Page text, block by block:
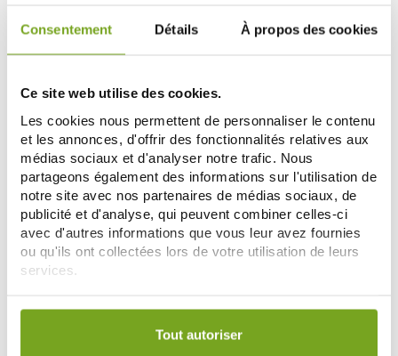
Consentement Détails À propos des cookies
Ce site web utilise des cookies.
Les cookies nous permettent de personnaliser le contenu
et les annonces, d'offrir des fonctionnalités relatives aux
médias sociaux et d'analyser notre trafic. Nous
partageons également des informations sur l'utilisation de
notre site avec nos partenaires de médias sociaux, de
publicité et d'analyse, qui peuvent combiner celles-ci
avec d'autres informations que vous leur avez fournies
ou qu'ils ont collectées lors de votre utilisation de leurs
services.
Votre choix de consentement est conservé pendant une
Tout autoriser
SAFORELLE
SAFORELLE 10 SERVIETTES NUIT
BIO COTON
IPRAD
MUCOGYNE OVULE INTIMES